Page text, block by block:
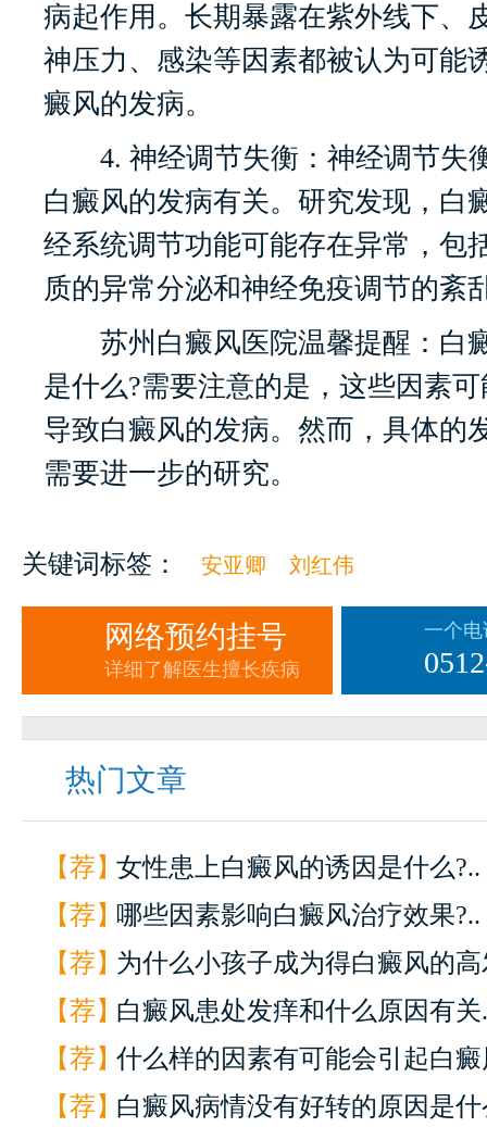
病起作用。长期暴露在紫外线下、
神压力、感染等因素都被认为可能
癜风的发病。
4. 神经调节失衡：神经调节失
白癜风的发病有关。研究发现，白
经系统调节功能可能存在异常，包
质的异常分泌和神经免疫调节的紊
苏州白癜风医院温馨提醒：白
是什么?需要注意的是，这些因素
导致白癜风的发病。然而，具体的
需要进一步的研究。
关键词标签： 安亚卿 刘红伟
网络预约挂号
详细了解医生擅长疾病
一个
热门文章
【荐】女性患上白癜风的诱因是什么?..
【荐】哪些因素影响白癜风治疗效果?..
【荐】为什么小孩子成为得白癜风的高
【荐】白癜风患处发痒和什么原因有关
【荐】什么样的因素有可能会引起白癜
【荐】白癜风病情没有好转的原因是什